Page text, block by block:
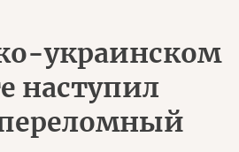
украинском
наступил